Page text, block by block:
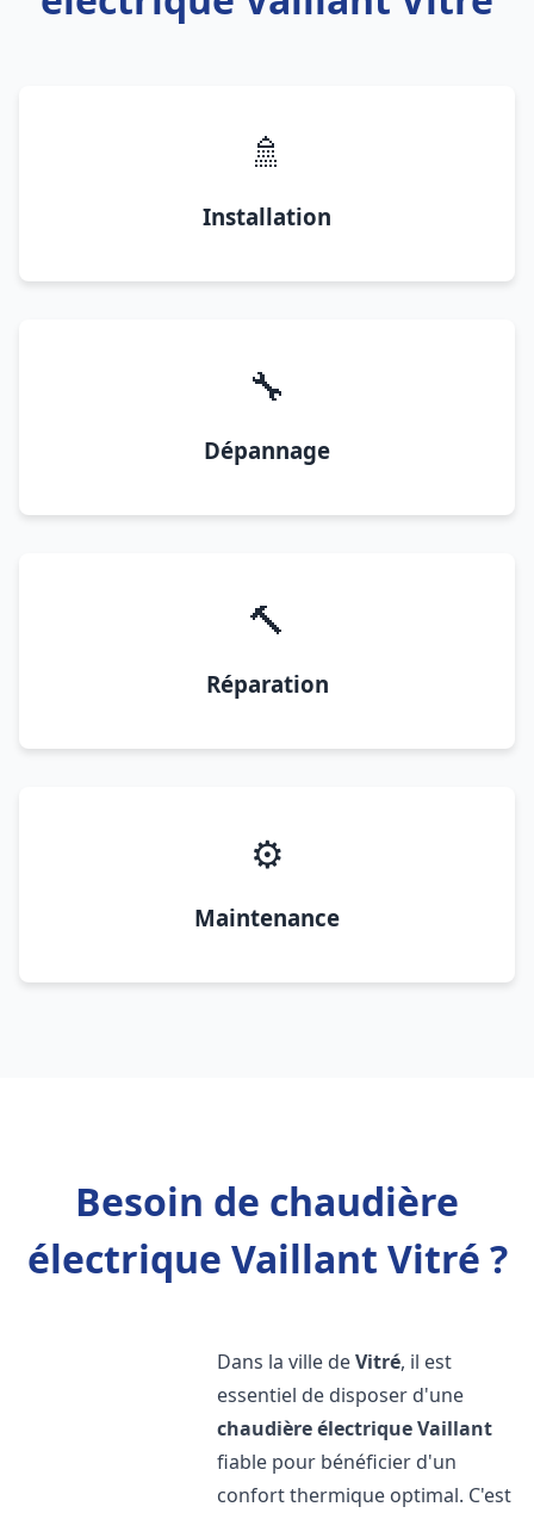
🚿
Installation
🔧
Dépannage
🔨
Réparation
⚙️
Maintenance
Besoin de chaudière
électrique Vaillant Vitré ?
Dans la ville deVitré, il est
essentiel de disposer d'une
chaudière électrique Vaillant
fiable pour bénéficier d'un
confort thermique optimal. C'est